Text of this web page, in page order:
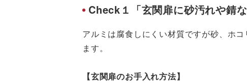
Check１「玄関扉に砂汚れや錆
アルミは腐食しにくい材質ですが砂、ホ
ます。
【玄関扉のお手入れ方法】